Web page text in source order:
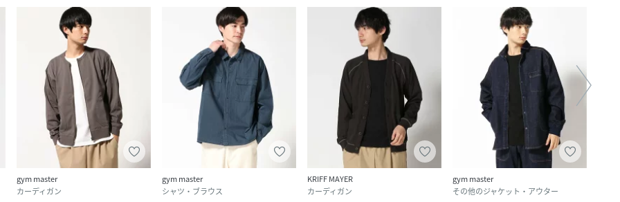
gym master
カーディガン
gym master
シャツ・ブラウス
KRIFF MAYER
カーディガン
gym master
その他のジャケット・アウター